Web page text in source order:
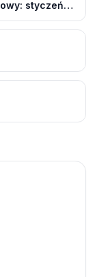
Rok obrotowy (zwykle rok kalendarzowy: styczeń–grudzień)